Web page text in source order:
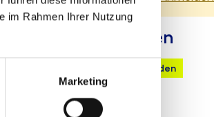
im Rahmen Ihrer Nutzung
Marketing
Mail senden